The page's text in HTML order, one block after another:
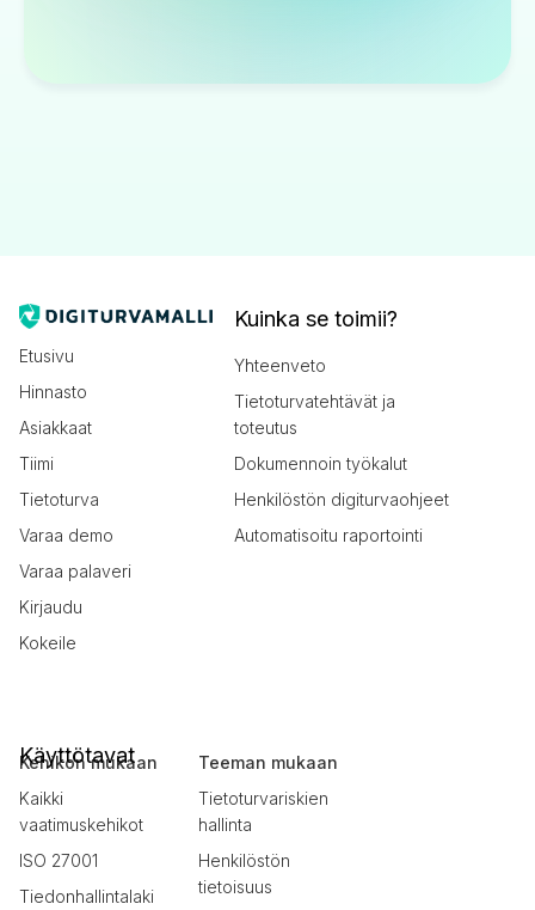
Etusivu
Hinnasto
Asiakkaat
Tiimi
Tietoturva
Varaa demo
Varaa palaveri
Kirjaudu
Kokeile
Kuinka se toimii?
Yhteenveto
Tietoturvatehtävät ja
toteutus
Dokumennoin työkalut
Henkilöstön digiturvaohjeet
Automatisoitu raportointi
Käyttötavat
Kehikon mukaan
Kaikki
vaatimuskehikot
ISO 27001
Tiedonhallintalaki
Teeman mukaan
Tietoturvariskien
hallinta
Henkilöstön
tietoisuus